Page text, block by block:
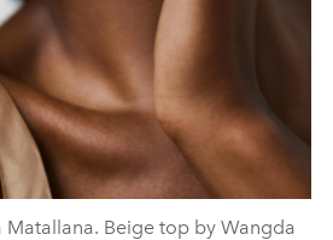
Matallana. Beige top by Wangda